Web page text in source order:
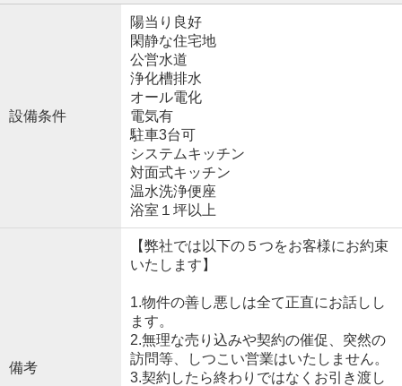
設備条件
陽当り良好
閑静な住宅地
公営水道
浄化槽排水
オール電化
電気有
駐車3台可
システムキッチン
対面式キッチン
温水洗浄便座
浴室１坪以上
備考
【弊社では以下の５つをお客様にお約束
いたします】
1.物件の善し悪しは全て正直にお話しし
ます。
2.無理な売り込みや契約の催促、突然の
訪問等、しつこい営業はいたしません。
3.契約したら終わりではなくお引き渡し